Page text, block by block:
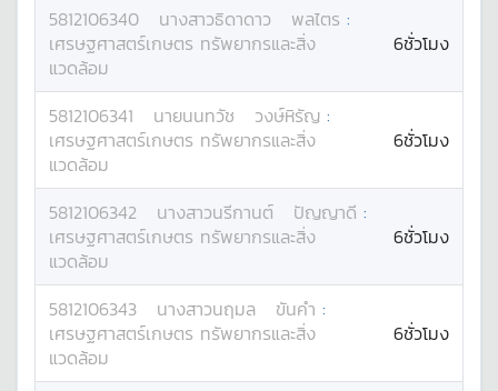
5812106340 นางสาวธิดาดาว พลไตร :
เศรษฐศาสตร์เกษตร ทรัพยากรและสิ่ง
แวดล้อม
6ชั่วโมง
5812106341 นายนนทวัช วงษ์หิรัญ :
เศรษฐศาสตร์เกษตร ทรัพยากรและสิ่ง
แวดล้อม
6ชั่วโมง
5812106342 นางสาวนรีกานต์ ปัญญาดี :
เศรษฐศาสตร์เกษตร ทรัพยากรและสิ่ง
แวดล้อม
6ชั่วโมง
5812106343 นางสาวนฤมล ขันคำ :
เศรษฐศาสตร์เกษตร ทรัพยากรและสิ่ง
แวดล้อม
6ชั่วโมง